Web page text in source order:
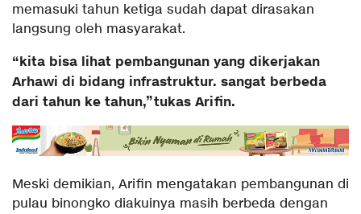
memasuki tahun ketiga sudah dapat dirasakan
langsung oleh masyarakat.
“kita bisa lihat pembangunan yang dikerjakan
Arhawi di bidang infrastruktur. sangat berbeda
dari tahun ke tahun,”tukas Arifin.
Meski demikian, Arifin mengatakan pembangunan di
pulau binongko diakuinya masih berbeda dengan